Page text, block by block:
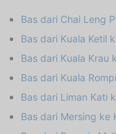
Bas dari Chai Leng
Bas dari Kuala Ketil
Bas dari Kuala Krau
Bas dari Kuala
Bas dari Liman Kati
Bas dari Mersing ke